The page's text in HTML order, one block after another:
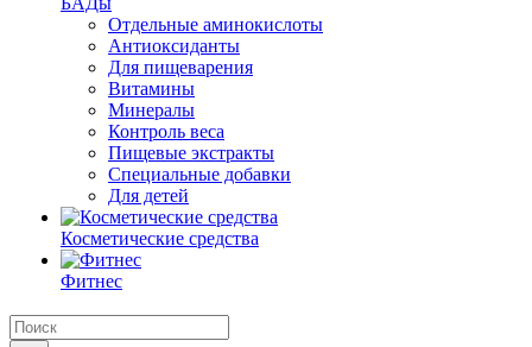
Отдельные аминокислоты
Антиоксиданты
Для пищеварения
Витамины
Минералы
Контроль веса
Пищевые экстракты
Специальные добавки
Для детей
Косметические средства
Фитнес